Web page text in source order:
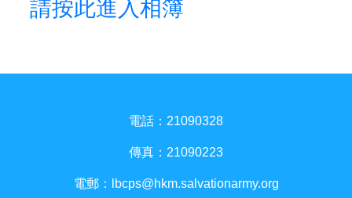
請按此進入相簿
電話：21090328
傳真：21090223
電郵： lbcps@hkm.salvationarmy.org